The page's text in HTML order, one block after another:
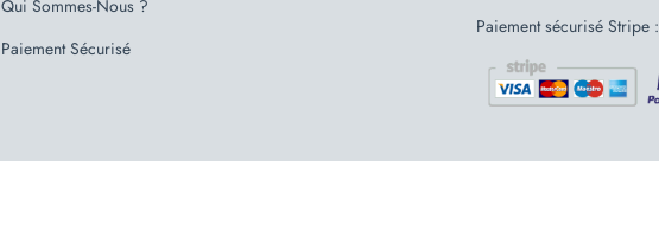
Qui Sommes-Nous ?
Paiement Sécurisé
Paiement sécurisé Stripe :